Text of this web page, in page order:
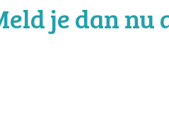
je dan nu